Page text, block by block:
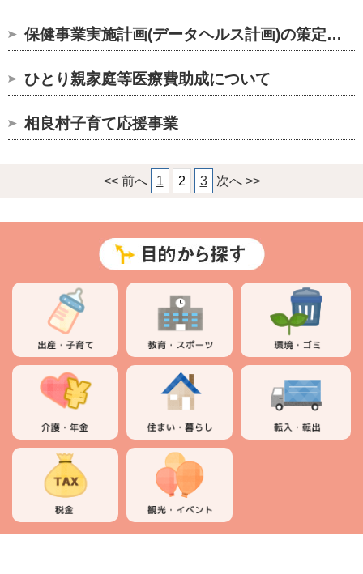
保健事業実施計画(データヘルス計画)の策定について
ひとり親家庭等医療費助成について
相良村子育て応援事業
<< 前へ 1 2 3 次へ >>